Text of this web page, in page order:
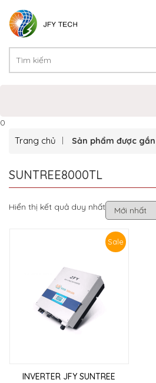
0
Trang chủ Sản phẩm được
SUNTREE8000TL
Hiển thị kết quả duy nhất
Sale
INVERTER JFY SUNTREE